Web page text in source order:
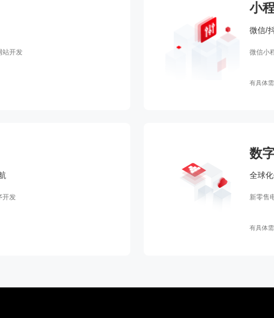
站开发
小
微信/
微信小
有具体
开发
数
全球
新零售
有具体